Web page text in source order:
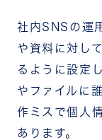
社内SNSの運
や資料に対し
るように設定
やファイルに
作ミスで個人
あります。